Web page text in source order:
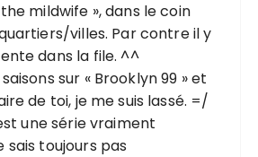
mildwife », dans le coin
villes. Par contre il y
dans la file. ^^
sur « Brooklyn 99 » et
de toi, je me suis lassé. =/
une série vraiment
sais toujours pas